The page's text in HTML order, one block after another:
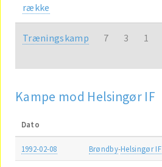
række
Træningskamp 7 3 1
Kampe mod Helsingør IF
Dato
1992-02-08 Brøndby-Helsingør IF